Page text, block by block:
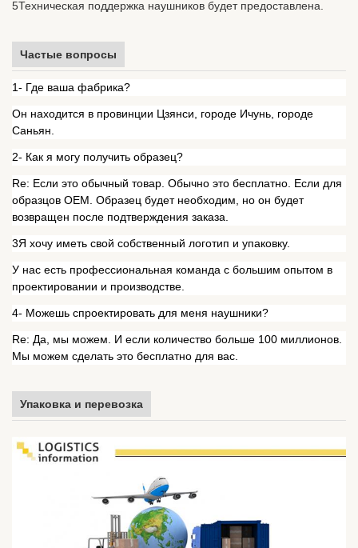
5Техническая поддержка наушников будет предоставлена.
Частые вопросы
1- Где ваша фабрика?
Он находится в провинции Цзянси, городе Ичунь, городе
Саньян.
2- Как я могу получить образец?
Re: Если это обычный товар. Обычно это бесплатно. Если для
образцов OEM. Образец будет необходим, но он будет
возвращен после подтверждения заказа.
3Я хочу иметь свой собственный логотип и упаковку.
У нас есть профессиональная команда с большим опытом в
проектировании и производстве.
4- Можешь спроектировать для меня наушники?
Re: Да, мы можем. И если количество больше 100 миллионов.
Мы можем сделать это бесплатно для вас.
Упаковка и перевозка